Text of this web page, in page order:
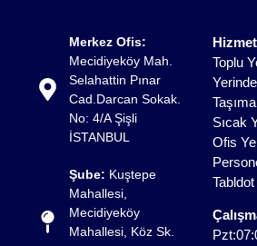
Organizasyonları
Bahçelievler'de kurumsal
kadar geniş bir yelpazede sunulan
hizmetler, işletmelerin
etkiler. Bu noktada doğru
organizasyonu, hem sunum hem
açısından kusursuz bir deneyim
lansman ve davetlerde öne çıkan
Merkez Ofis:
Mecidiyeköy Mah.
Selahattin Pınar
Cad.Darcan Sokak.
No: 4/A Şişli
İSTANBUL
Şube: Kuştepe
Mahallesi,
Mecidiyeköy
Mahallesi, Köz Sk.
Toplu
Sıcak
Ofis